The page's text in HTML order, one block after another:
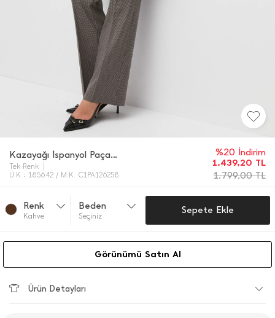
Kazayağı İ̇spanyol Paça Pantolon
Tek Renk
Ü.K : 185642 / M.K. C1PA126258
%20 İndirim
1.439,20 TL
1.799,00TL
Renk
Kahve
Beden
Seçiniz
Sepete Ekle
Görünümü Satın Al
Ürün Detayları